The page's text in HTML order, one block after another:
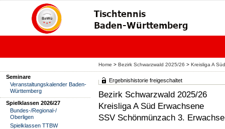
Home > Bezirk Schwarzwald 2025/26 > Kreisliga A
Seminare
Veranstaltungskalender Baden-
Württemberg
Spielklassen 2026/27
Bundes-/Regional-/
Oberligen
Spielklassen TTBW
Ergebnishistorie freigeschaltet
Bezirk Schwarzwald 2025/26
Kreisliga A Süd Erwachsene
SSV Schönmünzach 3.